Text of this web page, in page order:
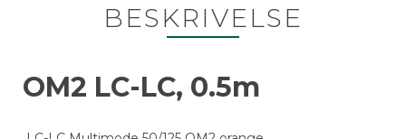
BESKRIVELSE
OM2 LC-LC, 0.5m